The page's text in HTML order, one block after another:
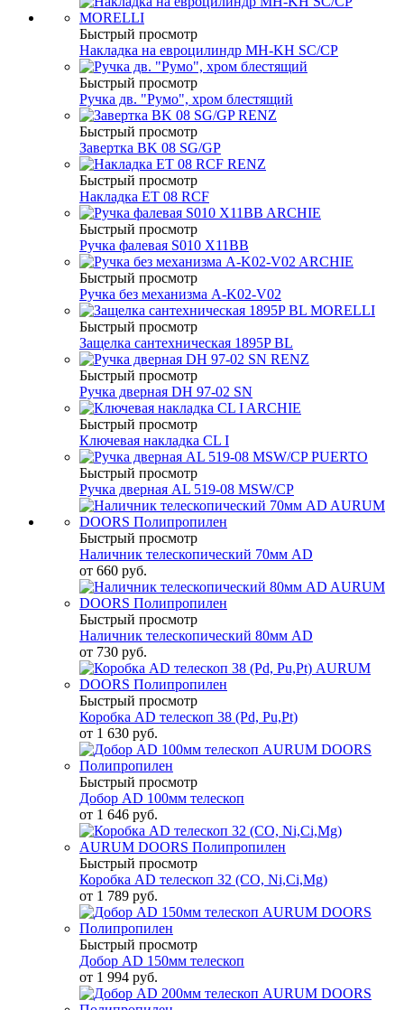
Быстрый просмотр
Накладка на евроцилиндр MH-KH SC/CP
Быстрый просмотр
Ручка дв. "Румо", хром блестящий
Быстрый просмотр
Завертка BK 08 SG/GP
Быстрый просмотр
Накладка ET 08 RCF
Быстрый просмотр
Ручка фалевая S010 X11BB
Быстрый просмотр
Ручка без механизма A-K02-V02
Быстрый просмотр
Защелка сантехническая 1895P BL
Быстрый просмотр
Ручка дверная DH 97-02 SN
Быстрый просмотр
Ключевая накладка CL I
Быстрый просмотр
Ручка дверная AL 519-08 MSW/CP
Быстрый просмотр
Наличник телескопический 70мм AD
от 660 руб.
Быстрый просмотр
Наличник телескопический 80мм AD
от 730 руб.
Быстрый просмотр
Коробка AD телескоп 38 (Pd, Pu,Pt)
от 1 630 руб.
Быстрый просмотр
Добор AD 100мм телескоп
от 1 646 руб.
Быстрый просмотр
Коробка AD телескоп 32 (CO, Ni,Ci,Mg)
от 1 789 руб.
Быстрый просмотр
Добор AD 150мм телескоп
от 1 994 руб.